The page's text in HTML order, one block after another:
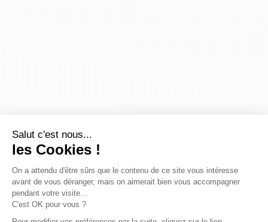
Salut c'est nous...
les Cookies !
On a attendu d'être sûrs que le contenu de ce site vous intéresse
avant de vous déranger, mais on aimerait bien vous accompagner
pendant votre visite...
C'est OK pour vous ?